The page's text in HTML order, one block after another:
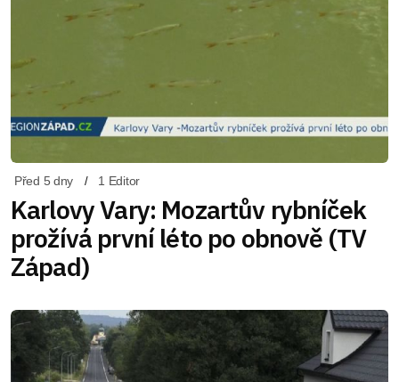
Před 5 dny 1 Editor
Karlovy Vary: Mozartův rybníček
prožívá první léto po obnově (TV
Západ)